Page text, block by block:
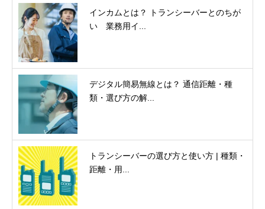
インカムとは？ トランシーバーとのちが
い 業務用イ...
デジタル簡易無線とは？ 通信距離・種
類・選び方の解...
トランシーバーの選び方と使い方 | 種類・
距離・用...